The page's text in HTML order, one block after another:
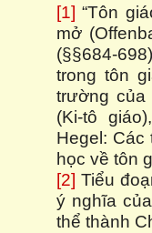
[1] “Tôn
mở
(§§684-
trong tôn
trường của
(Ki-tô
Hegel: Các
học về tôn
[2] Tiểu
ý nghĩa
thể thành